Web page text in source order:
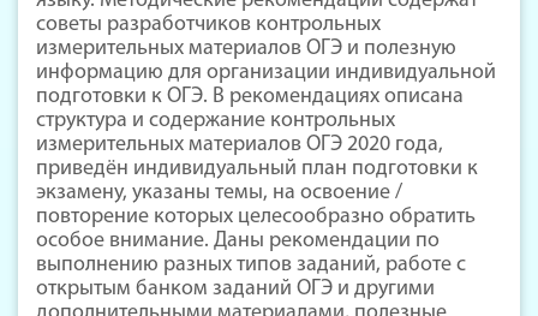
советы разработчиков контрольных
измерительных материалов ОГЭ и полезную
информацию для организации индивидуальной
подготовки к ОГЭ. В рекомендациях описана
структура и содержание контрольных
измерительных материалов ОГЭ 2020 года,
приведён индивидуальный план подготовки к
экзамену, указаны темы, на освоение /
повторение которых целесообразно обратить
особое внимание. Даны рекомендации по
выполнению разных типов заданий, работе с
открытым банком заданий ОГЭ и другими